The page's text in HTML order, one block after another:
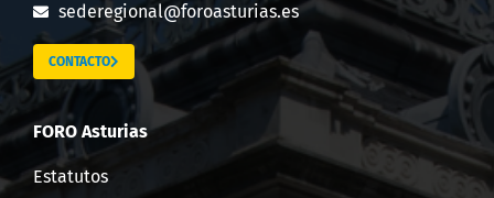
sederegional@foroasturias.es
CONTACTO
FORO Asturias
Estatutos